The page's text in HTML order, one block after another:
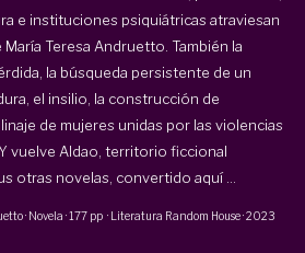
e instituciones psiquiátricas atraviesan
María Teresa Andruetto . También la
la búsqueda persistente de un
el insilio, la construcción de
de mujeres unidas por las violencias
vuelve Aldao , territorio ficcional
otras novelas, convertido aquí ...
· Novela ·177 pp · Literatura Random House·2023